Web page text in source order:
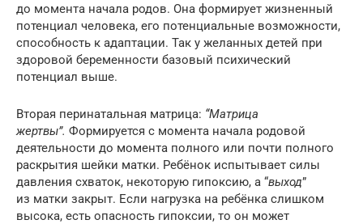
до момента начала родов. Она формирует жизненный
потенциал человека, его потенциальные возможности,
способность к адаптации. Так у желанных детей при
здоровой беременности базовый психический
потенциал выше.
Вторая перинатальная матрица: “Матрица
жертвы”. Формируется с момента начала родовой
деятельности до момента полного или почти полного
раскрытия шейки матки. Ребёнок испытывает силы
давления схваток, некоторую гипоксию, а “выход”
из матки закрыт. Если нагрузка на ребёнка слишком
высока, есть опасность гипоксии, то он может